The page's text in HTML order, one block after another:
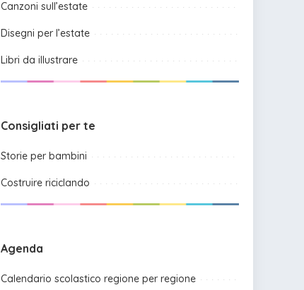
Canzoni sull’estate
Disegni per l’estate
Libri da illustrare
Consigliati per te
Storie per bambini
Costruire riciclando
Agenda
Calendario scolastico regione per regione